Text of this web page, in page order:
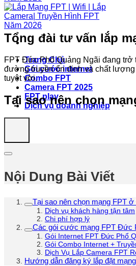
Trang Chủ
Gói cước internet
Combo FPT
Camera FPT 2025
FPT play
Dịch vụ doanh nghiệp
Tổng đài tư vấn lắp
FPT Đức Phổ Quảng Ngãi đang
đường truyền ổn định và chất
tuyệt vời.
Tại sao nên chọn
Nội Dung Bài Viết
Tại sao nên chọn mạng FPT
Dịch vụ khách hàng tận tâm
Chi phí hợp lý
Các gói cước mạng FPT Đức
Gói Internet FPT Đức Phổ
Gói Combo Internet +
Dịch Vụ Lắp Camera FPT
Hướng dẫn đăng ký lắp đặt